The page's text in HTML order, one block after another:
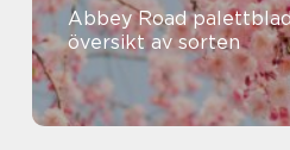
Abbey Road
översikt av sorten